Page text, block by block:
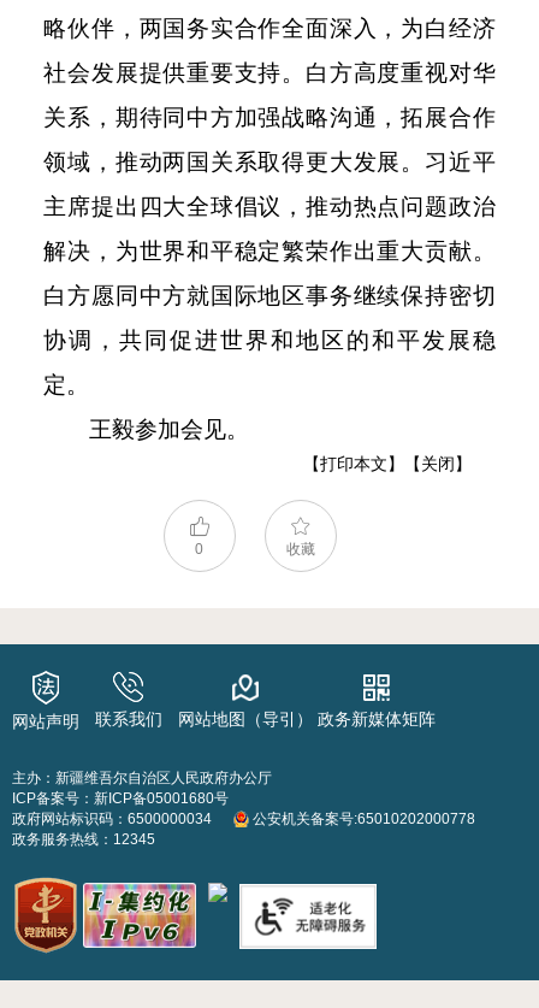
略伙伴，两国务实合作全面深入，为白经济
社会发展提供重要支持。白方高度重视对华
关系，期待同中方加强战略沟通，拓展合作
领域，推动两国关系取得更大发展。习近平
主席提出四大全球倡议，推动热点问题政治
解决，为世界和平稳定繁荣作出重大贡献。
白方愿同中方就国际地区事务继续保持密切
协调，共同促进世界和地区的和平发展稳
定。
王毅参加会见。
【打印本文】 【关闭】
0 收藏
网站声明 联系我们 网站地图（导引） 政务新媒体矩阵
主办：新疆维吾尔自治区人民政府办公厅
ICP备案号： 新ICP备05001680号
政府网站标识码：6500000034
公安机关备案号:65010202000778
政务服务热线：12345